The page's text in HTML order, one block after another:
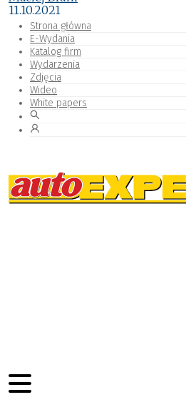
Strona główna
E-Wydania
Katalog firm
Wydarzenia
Zdjęcia
Wideo
White papers
11.10.2021